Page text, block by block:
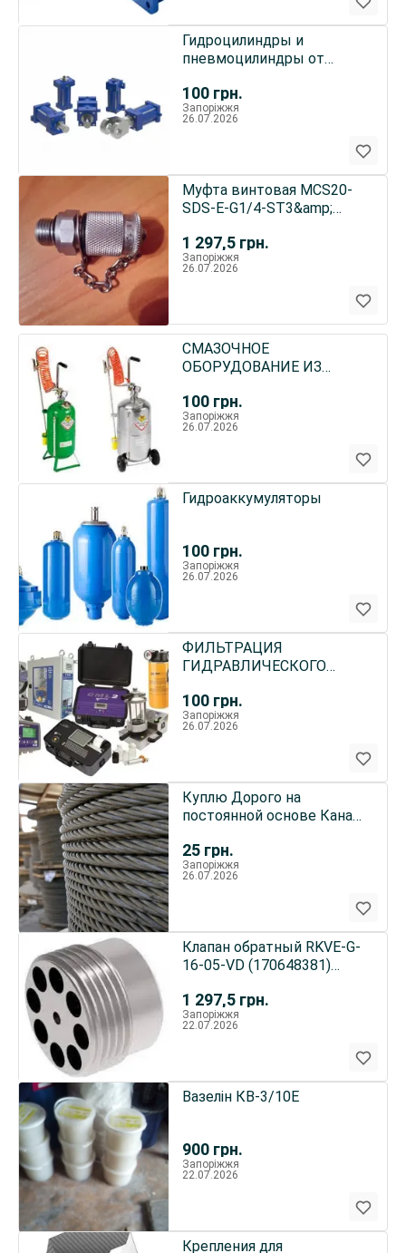
100 грн.
Гидроцилиндры и
пневмоцилиндры от
Запоріжжя
26.07.2026
1 297,5 грн.
Муфта винтовая MCS20-
SDS-E-G1/4-ST3&amp;
Запоріжжя
26.07.2026
100 грн.
СМАЗОЧНОЕ
ОБОРУДОВАНИЕ ИЗ
Запоріжжя
26.07.2026
100 грн.
Гидроаккумуляторы
Запоріжжя
26.07.2026
100 грн.
ФИЛЬТРАЦИЯ
ГИДРАВЛИЧЕСКОГО
СПЕЦЖИДКОСТЕЙ ИЗ
ЕВРОСОЮЗА!
Запоріжжя
26.07.2026
25 грн.
Куплю Дорого на
постоянной основе Канат
Запоріжжя
26.07.2026
1 297,5 грн.
Клапан обратный RKVE-G-
16-05-VD (170648381)
Запоріжжя
22.07.2026
900 грн.
Вазелін КВ-3/10Е
Запоріжжя
22.07.2026
Крепления для